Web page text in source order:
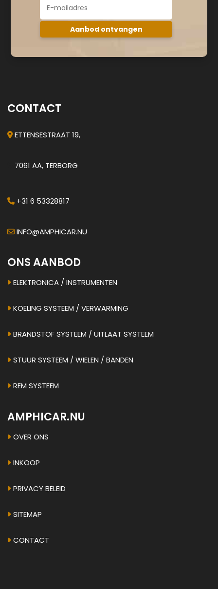
CONTACT
ETTENSESTRAAT 19,
7061 AA, TERBORG
+31 6 53328817
INFO@AMPHICAR.NU
ONS AANBOD
ELEKTRONICA / INSTRUMENTEN
KOELING SYSTEEM / VERWARMING
BRANDSTOF SYSTEEM / UITLAAT SYSTEEM
STUUR SYSTEEM / WIELEN / BANDEN
REM SYSTEEM
AMPHICAR.NU
OVER ONS
INKOOP
PRIVACY BELEID
SITEMAP
CONTACT